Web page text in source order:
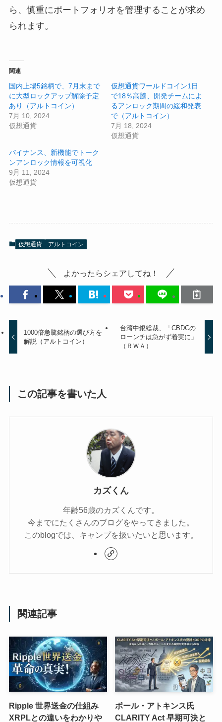
ら、慎重にポートフォリオを管理することが求め
られます。
関連
国内上場5銘柄で、7月末まで
に大型ロックアップ解除予定
あり（アルトコイン）
7月 10, 2024
仮想通貨
仮想通貨ワールドコイン1日
で18％高騰、開発チームによ
るアンロック期間の緩和発表
で（アルトコイン）
7月 18, 2024
仮想通貨
バイナンス、新機能でトーク
ンアンロック情報を可視化
9月 11, 2024
仮想通貨
仮想通貨 アルトコイン
よかったらシェアしてね！
1000倍急騰銘柄の選び方を
解説（アルトコイン）
台湾中銀総裁、「CBDCの
ローンチは急がず着実に」
（ＲＷＡ）
この記事を書いた人
カズくん
年齢56歳のカズくんです。
今までにたくさんのブログをやってきました。
このblogでは、キャンプを扱いたいと思います。
関連記事
Ripple 世界送金の仕組み
XRPLとの違いをわかりや
ポール・アトキンス氏
CLARITY Act 早期可決と